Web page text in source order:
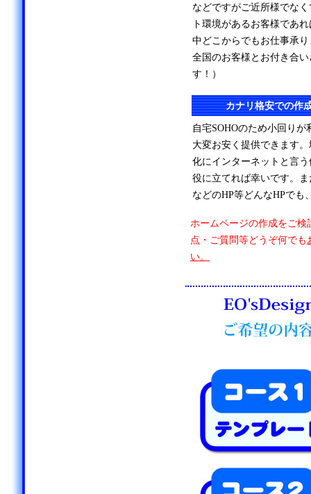
などですがご近所様でな
ト環境があるお客様であ
中どこからでもお仕事承
全国のお客様とお付き合
す！）
カナリ格安での作
自宅SOHOのため小回り
大変お安く提供できます
化にインターネットと言
役に立てれば幸いです。
などのHP等どんなHPでも
ホームページの作成をご検
点・ご質問等どうぞ何でも
い。